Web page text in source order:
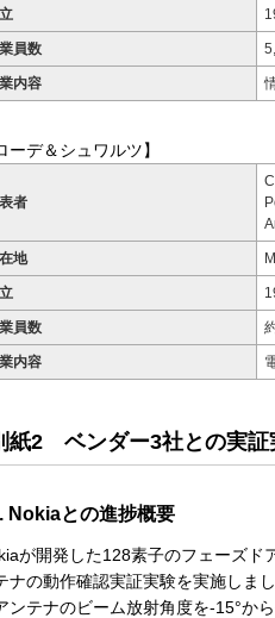
員数
内容
ーデ＆シュワルツ】
者
地
員数
内容
紙2 ベンダー3社との実証
Nokiaとの進捗概要
が開発した128素子のフェーズド
ナの動作確認実証実験を実施しま
ンテナのビーム放射角度を-15°か